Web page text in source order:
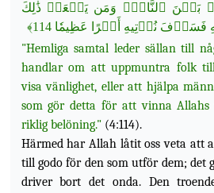
بَيۡنَ ٱلنَّاسِۚ وَمَن يَفۡعَلۡ ذَٰلِكَ
نُؤۡتِيهِ أَجۡرًا عَظِيمٗا 114
﴾
"Hemliga samtal leder sällan till
handlar om att uppmuntra folk
visa vänlighet, eller att hjälpa
som gör detta för att vinna Allahs
riklig belöning."(4:114).
Härmed har Allah låtit oss veta att
till godo för den som utför dem; det
driver bort det onda. Den